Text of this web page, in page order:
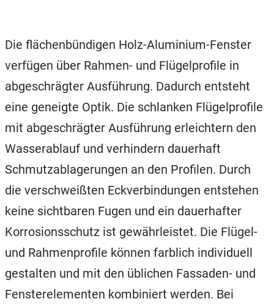
Die flächenbündigen Holz-Aluminium-Fenster
verfügen über Rahmen- und Flügelprofile in
abgeschrägter Ausführung. Dadurch entsteht
eine geneigte Optik. Die schlanken Flügelprofile
mit abgeschrägter Ausführung erleichtern den
Wasserablauf und verhindern dauerhaft
Schmutzablagerungen an den Profilen. Durch
die verschweißten Eckverbindungen entstehen
keine sichtbaren Fugen und ein dauerhafter
Korrosionsschutz ist gewährleistet. Die Flügel-
und Rahmenprofile können farblich individuell
gestalten und mit den üblichen Fassaden- und
Fensterelementen kombiniert werden. Bei